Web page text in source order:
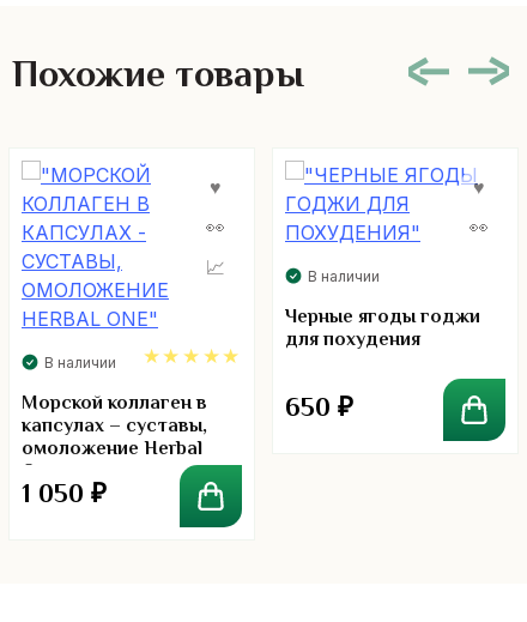
Похожие товары
В наличии
5.00
Морской коллаген в
капсулах – суставы,
омоложение Herbal
One
1 050 ₽
В наличии
Черные ягоды годжи
для похудения
650 ₽